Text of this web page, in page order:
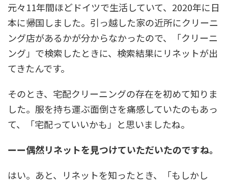
元々11年間ほどドイツで生活していて、2020年に日
本に帰国しました。引っ越した家の近所にクリーニ
ング店があるかが分からなかったので、「クリーニ
ング」で検索したときに、検索結果にリネットが出
てきたんです。
そのとき、宅配クリーニングの存在を初めて知りま
した。服を持ち運ぶ面倒さを痛感していたのもあっ
て、「宅配っていいかも」と思いましたね。
ーー偶然リネットを見つけていただいたのですね。
はい。あと、リネットを知ったとき、「もしかし